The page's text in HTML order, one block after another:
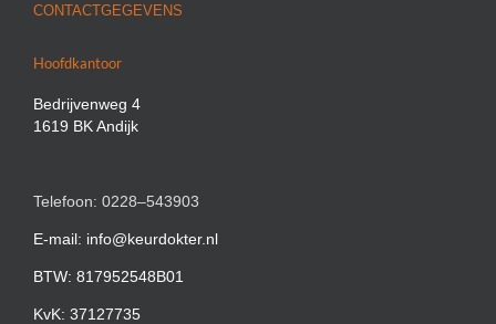
CONTACTGEGEVENS
Hoofdkantoor
Bedrijvenweg 4
1619 BK Andijk
Telefoon: 0228–543903
E-mail: info@keurdokter.nl
BTW: 817952548B01
KvK: 37127735